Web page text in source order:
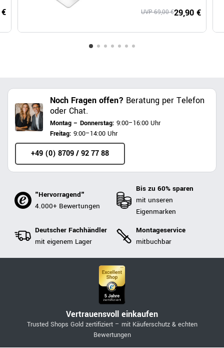
29,90 €
UVP 69,00 €
Noch Fragen offen? Beratung per Telefon
oder Chat.
Montag – Donnerstag: 9:00–16:00 Uhr
Freitag: 9:00–14:00 Uhr
+49 (0) 8709 / 92 77 88
"Hervorragend"
4.000+ Bewertungen
Bis zu 60% sparen
mit unseren
Eigenmarken
Deutscher Fachhändler
mit eigenem Lager
Montageservice
mitbuchbar
Vertrauensvoll einkaufen
Trusted Shops Gold zertifiziert – mit Käuferschutz & echten
Bewertungen